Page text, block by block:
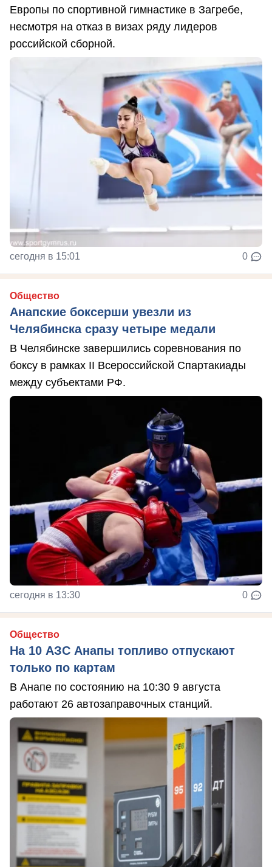
Европы по спортивной гимнастике в Загребе,
несмотря на отказ в визах ряду лидеров
российской сборной.
сегодня в 15:01 0
Общество
Анапские боксерши увезли из
Челябинска сразу четыре медали
В Челябинске завершились соревнования по
боксу в рамках II Всероссийской Спартакиады
между субъектами РФ.
сегодня в 13:30 0
Общество
На 10 АЗС Анапы топливо отпускают
только по картам
В Анапе по состоянию на 10:30 9 августа
работают 26 автозаправочных станций.